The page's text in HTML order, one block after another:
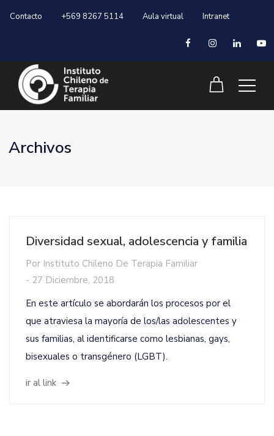
Contacto +569 8267 5114 Aula virtual Intranet
Archivos
Diversidad sexual, adolescencia y familia
Por Instituto Chileno De Terapia Familiar
- 27 Diciembre, 2018
En este artículo se abordarán los procesos por el
que atraviesa la mayoría de los/las adolescentes y
sus familias, al identificarse como lesbianas, gays,
bisexuales o transgénero (LGBT).
ir al link